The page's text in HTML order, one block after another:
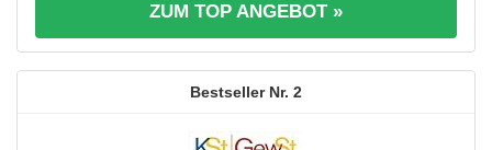
ZUM TOP ANGEBOT »
2